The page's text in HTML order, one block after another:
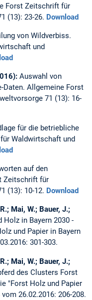
Forst Zeitschrift für
(13): 23-26. Download
von Wildverbiss.
und
Auswahl von
Daten. Allgemeine Forst
71 (13): 16-
für die betriebliche
Waldwirtschaft und
auf den
Zeitschrift für
(13): 10-12. Download
Mai, W.; Bauer, J.;
Holz in Bayern 2030 -
und Papier in Bayern
301-303.
Mai, W.; Bauer, J.;
des Clusters Forst
"Forst Holz und Papier
26.02.2016: 206-208.